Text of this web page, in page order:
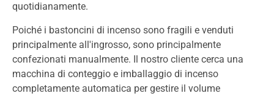
quotidianamente.
Poiché i bastoncini di incenso sono fragili e venduti
principalmente all'ingrosso, sono principalmente
confezionati manualmente. Il nostro cliente cerca una
macchina di conteggio e imballaggio di incenso
completamente automatica per gestire il volume